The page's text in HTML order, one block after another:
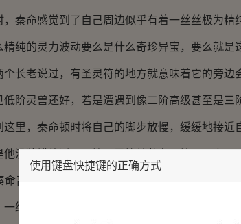
命感觉到了自己周边似乎有着一丝丝极为精
的灵力波动要么是什么奇珍异宝，要么就是
老说过，有圣灵符的地方就意味着它的旁边
灵兽还好，若是遭遇到像二阶高级甚至是三
，秦命顿时将自己的脚步放慢，缓缓地接近
猜错的话，那块圣灵符就藏在那块巨石之下。
那块巨石越来越近的时候，他果然是看到了
一缕缕精纯的灵力正在源源不断地涌出来！
使用键盘快捷键的正确方式